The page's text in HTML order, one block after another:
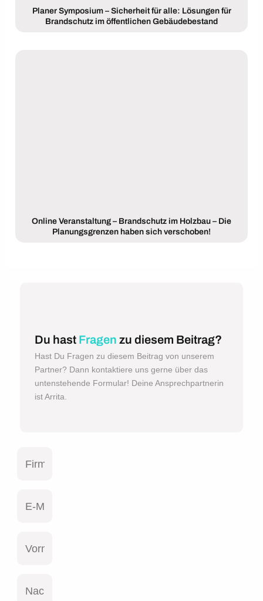
Planer Symposium – Sicherheit für alle: Lösungen für
Brandschutz im öffentlichen Gebäudebestand
Online Veranstaltung – Brandschutz im Holzbau – Die
Planungsgrenzen haben sich verschoben!
Du hast Fragen zu diesem Beitrag?
Hast Du Fragen zu diesem Beitrag von unserem
Partner? Dann kontaktiere uns gerne über das
untenstehende Formular! Deine Ansprechpartnerin
ist Arrita.